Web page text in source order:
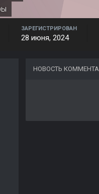
ЗАРЕГИСТРИРОВАН
28 июня, 2024
НОВОСТЬ